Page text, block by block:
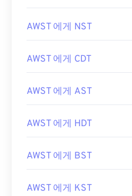
AWST 에게 NST
AWST 에게 CDT
AWST 에게 AST
AWST 에게 HDT
AWST 에게 BST
AWST 에게 KST